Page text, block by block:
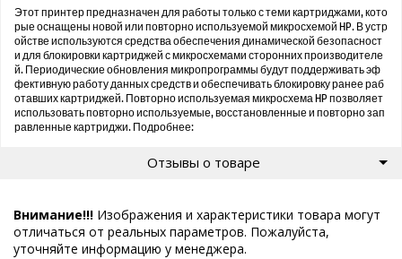
Этот принтер предназначен для работы только с теми картриджами, кото
рые оснащены новой или повторно используемой микросхемой HP. В устр
ойстве используются средства обеспечения динамической безопасност
и для блокировки картриджей с микросхемами сторонних производителе
й. Периодические обновления микропрограммы будут поддерживать эф
фективную работу данных средств и обеспечивать блокировку ранее раб
отавших картриджей. Повторно используемая микросхема HP позволяет
использовать повторно используемые, восстановленные и повторно зап
равленные картриджи. Подробнее:
Отзывы о товаре
Внимание!!! Изображения и характеристики товара могут
отличаться от реальных параметров. Пожалуйста,
уточняйте информацию у менеджера.